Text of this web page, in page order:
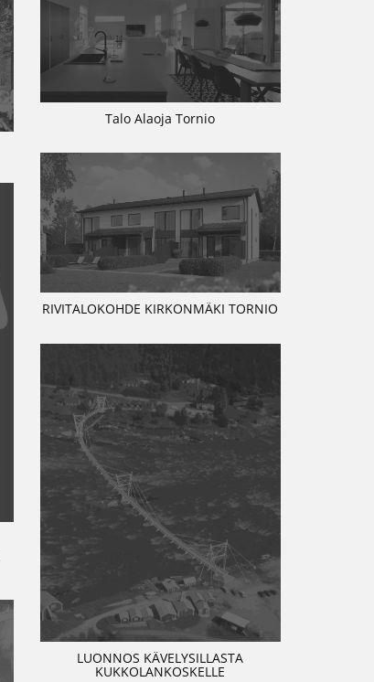
Talo Alaoja Tornio
RIVITALOKOHDE KIRKONMÄKI TORNIO
LUONNOS KÄVELYSILLASTA
KUKKOLANKOSKELLE